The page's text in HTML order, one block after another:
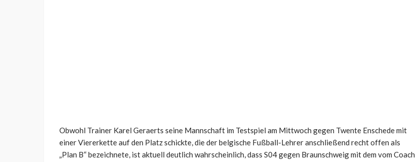
Obwohl Trainer Karel Geraerts seine Mannschaft im Testspiel am Mittwoch gegen Twente Enschede mit
einer Viererkette auf den Platz schickte, die der belgische Fußball-Lehrer anschließend recht offen als
„Plan B“ bezeichnete, ist aktuell deutlich wahrscheinlich, dass S04 gegen Braunschweig mit dem vom Coach